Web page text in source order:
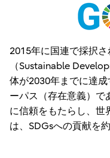
2015年に国連で採択
（Sustainable
体が2030年までに達
ーパス（存在意義）で
に信頼をもたらし、世
は、SDGsへの貢献を